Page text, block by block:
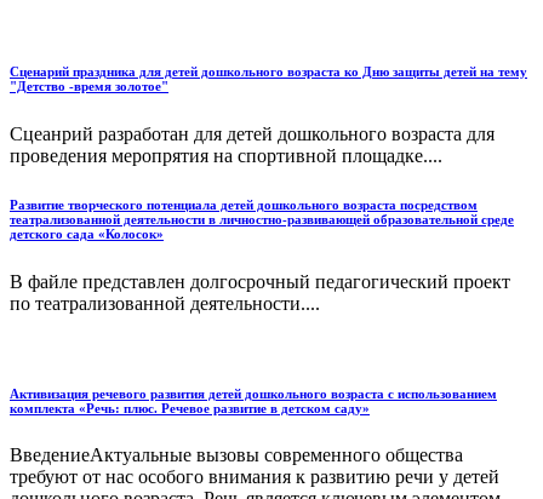
Сценарий праздника для детей дошкольного возраста ко Дню защиты детей на тему
"Детство -время золотое"
Сцеанрий разработан для детей дошкольного возраста для
проведения меропрятия на спортивной площадке....
Развитие творческого потенциала детей дошкольного возраста посредством
театрализованной деятельности в личностно-развивающей образовательной среде
детского сада «Колосок»
В файле представлен долгосрочный педагогический проект
по театрализованной деятельности....
Активизация речевого развития детей дошкольного возраста с использованием
комплекта «Речь: плюс. Речевое развитие в детском саду»
ВведениеАктуальные вызовы современного общества
требуют от нас особого внимания к развитию речи у детей